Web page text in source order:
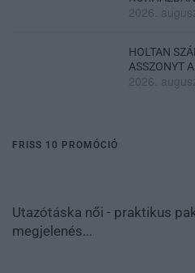
2026.
HOLTAN
ASSZONYT
2026.
FRISS 10 PROMÓCIÓ
Utazótáska női - praktikus
megjelenés...